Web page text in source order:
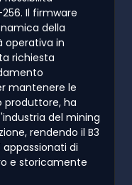
Il firmware
della
operativa in
richiesta
mantenere le
produttore, ha
del mining
rendendo il B3
di
e storicamente